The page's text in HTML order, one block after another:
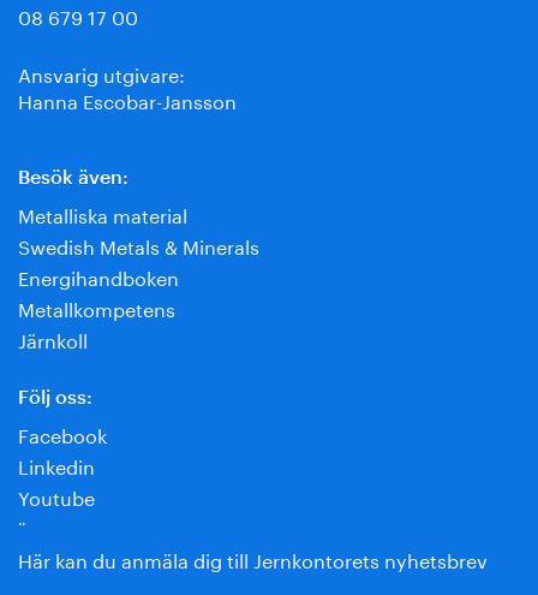
08 679 17 00
Ansvarig utgivare:
Hanna Escobar-Jansson
Besök även:
Metalliska material
Swedish Metals & Minerals
Energihandboken
Metallkompetens
Järnkoll
Följ oss:
Facebook
Linkedin
Youtube
¨
Här kan du anmäla dig till Jernkontorets nyhetsbrev